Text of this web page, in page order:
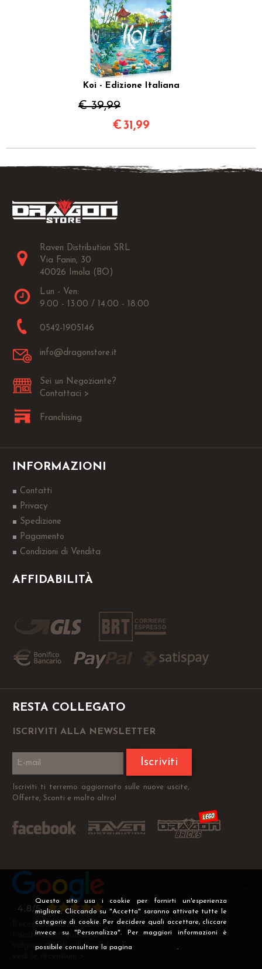
Questo sito usa i cookie per fornirti un'esperienza
migliore. Cliccando su "Accetta" saranno attivate tutte le
categorie di cookie. Per decidere quali accettare, cliccare
invece su "Personalizza". Per maggiori informazioni è
possibile consultare la pagina .
Koi - Edizione Italiana
€ 39,99
€31,99
Raven Distribution SRL
Via Fanin, 30
40026 Imola (BO)
Lun - Ven:
9.00 - 13.00 / 14.00 - 18.00
0542-1905146
info@dragonstore.it
Sei un Negoziante?
Contattaci >
Franchising
INFORMAZIONI
Contatti
Privacy
Spedizione
Pagamento
Condizioni di Vendita
AFFIDABILITÀ
RESTA COLLEGATO
ISCRIVITI ALLA NEWSLETTER
Iscriviti
Iscriviti ti terremo aggiornato sulle nuove uscite,
Offerte, Sconti e molto altro!
Recensioni Verificate
I nostri clienti soddisfatti
valgono più di mille parole